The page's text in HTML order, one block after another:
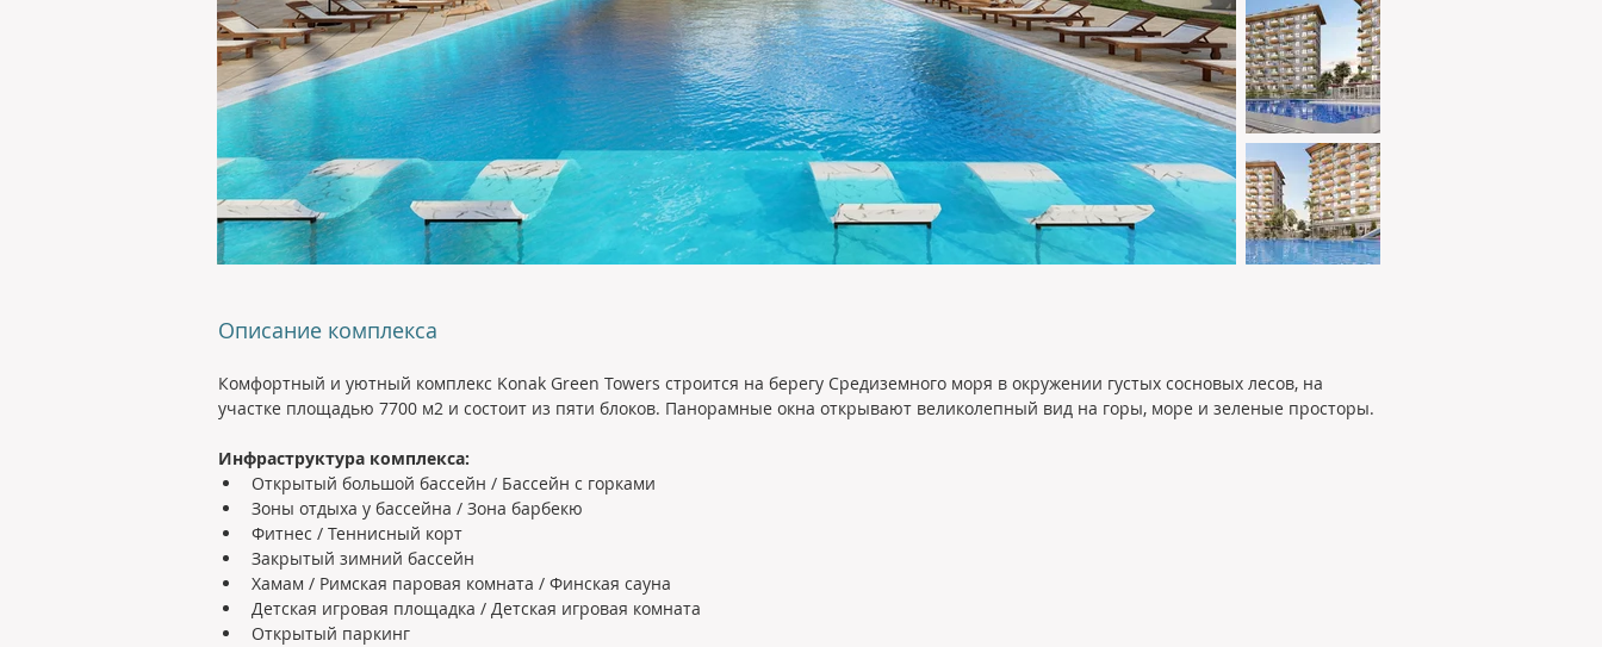
Описание комплекса
Комфортный и уютный комплекс Konak Green Towers строится на берегу Средиземного моря в окружении густых сосновых лесов, на
участке площадью 7700 м2 и состоит из пяти блоков. Панорамные окна открывают великолепный вид на горы, море и зеленые просторы.
Инфраструктура комплекса:
Открытый большой бассейн / Бассейн с горками
Зоны отдыха у бассейна / Зона барбекю
Фитнес / Теннисный корт
Закрытый зимний бассейн
Хамам / Римская паровая комната / Финская сауна
Детская игровая площадка / Детская игровая комната
Открытый паркинг